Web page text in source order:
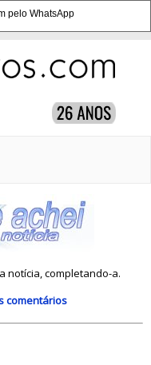
pelo WhatsApp
notícia, completando-a.
comentários